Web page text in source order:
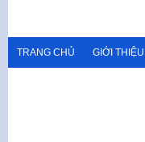
TRANG CHỦ GIỚI THIỆU